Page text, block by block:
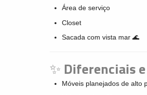
Área de serviço
Closet
Sacada com vista mar 🌊
✨ Diferenciais
Móveis planejados de alto